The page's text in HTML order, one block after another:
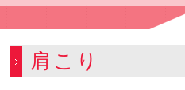
肩こり